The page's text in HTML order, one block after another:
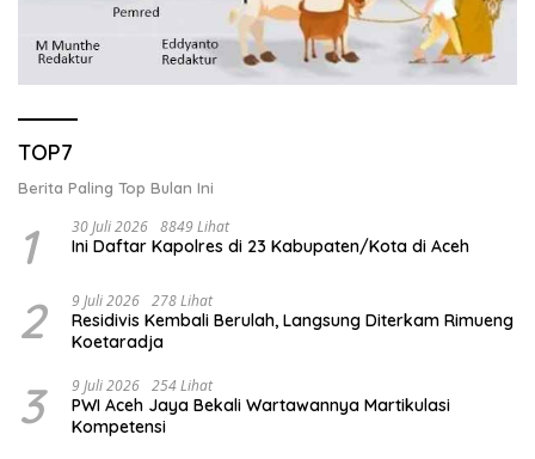
TOP7
Berita Paling Top Bulan Ini
1 30 Juli 2026 8849 Lihat
Ini Daftar Kapolres di 23 Kabupaten/Kota di Aceh
2 9 Juli 2026 278 Lihat
Residivis Kembali Berulah, Langsung Diterkam Rimueng
Koetaradja
3 9 Juli 2026 254 Lihat
PWI Aceh Jaya Bekali Wartawannya Martikulasi
Kompetensi